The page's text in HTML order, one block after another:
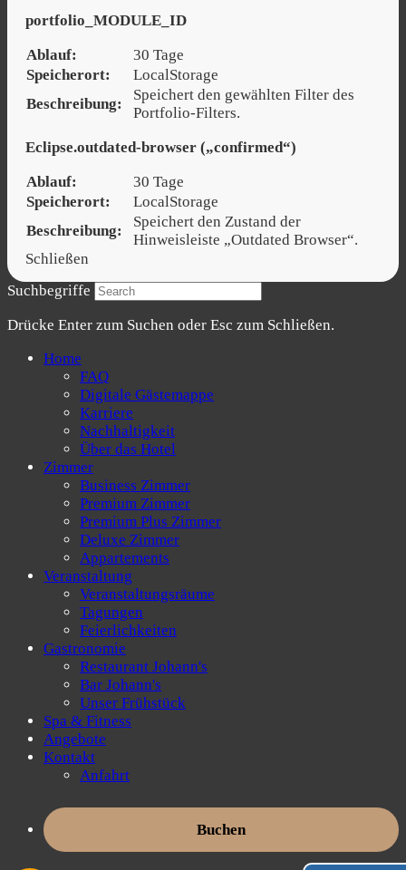
portfolio_MODULE_ID
Ablauf:
30 Tage
Speicherort:
LocalStorage
Beschreibung:
Speichert den gewählten Filter des
Portfolio-Filters.
Eclipse.outdated-browser („confirmed“)
Ablauf:
30 Tage
Speicherort:
LocalStorage
Beschreibung:
Speichert den Zustand der
Hinweisleiste „Outdated Browser“.
Schließen
Suchbegriffe
Drücke Enter zum Suchen oder Esc zum Schließen.
Home
FAQ
Digitale Gästemappe
Karriere
Nachhaltigkeit
Über das Hotel
Zimmer
Business Zimmer
Premium Zimmer
Premium Plus Zimmer
Deluxe Zimmer
Appartements
Veranstaltung
Veranstaltungsräume
Tagungen
Feierlichkeiten
Gastronomie
Restaurant Johann's
Bar Johann's
Unser Frühstück
Spa & Fitness
Angebote
Kontakt
Anfahrt
Buchen